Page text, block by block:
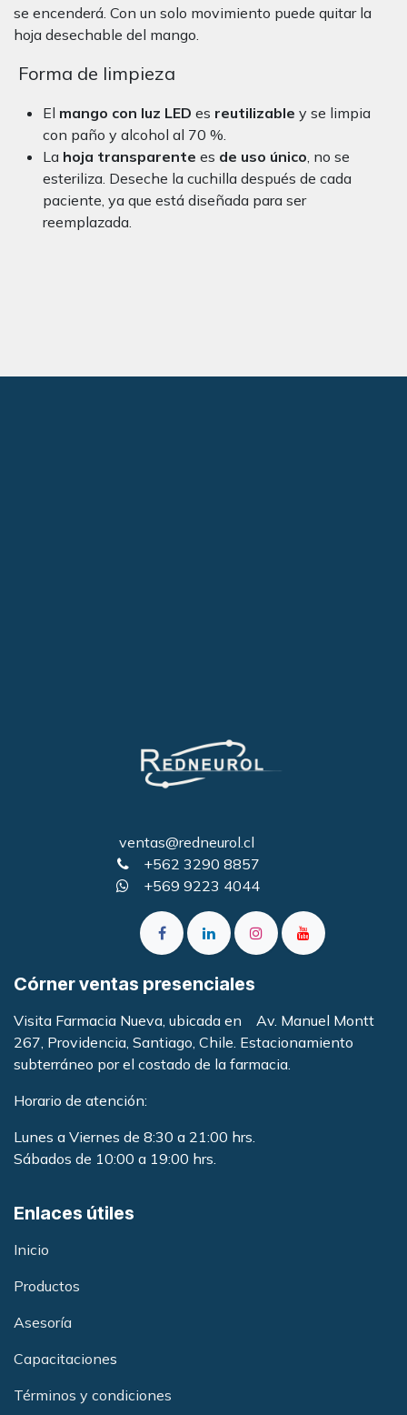
se encenderá. Con un solo movimiento puede quitar la
hoja desechable del mango.
Forma de limpieza
El mango con luz LED es reutilizable y se limpia
con paño y alcohol al 70 %.
La hoja transparente es de uso único, no se
esteriliza. Deseche la cuchilla después de cada
paciente, ya que está diseñada para ser
reemplazada.
ventas@redneurol.cl
+562 3290 8857
+569 9223 4044
Córner ventas presenciales
Visita Farmacia Nueva, ubicada en Av. Manuel Montt
267, Providencia, Santiago, Chile. Estacionamiento
subterráneo por el costado de la farmacia.
Horario de atención:
Lunes a Viernes de 8:30 a 21:00 hrs.
Sábados de 10:00 a 19:00 hrs.
Enlaces útiles
Inicio
Productos
Asesoría
Capacitaciones
Términos y condiciones